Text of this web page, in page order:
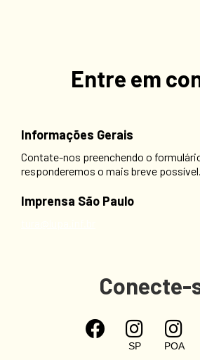
Entre em
Informações Gerais
Contate-nos preenchendo o
responderemos o mais breve possível.
Imprensa São Paulo
Conecte-
 
SP

POA